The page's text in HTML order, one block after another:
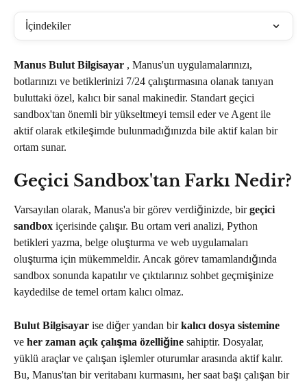
İçindekiler
Manus Bulut Bilgisayar , Manus'un uygulamalarınızı,
botlarınızı ve betiklerinizi 7/24 çalıştırmasına olanak tanıyan
buluttaki özel, kalıcı bir sanal makinedir. Standart geçici
sandbox'tan önemli bir yükseltmeyi temsil eder ve Agent ile
aktif olarak etkileşimde bulunmadığınızda bile aktif kalan bir
ortam sunar.
Geçici Sandbox'tan Farkı Nedir?
Varsayılan olarak, Manus'a bir görev verdiğinizde, bir geçici
sandbox içerisinde çalışır. Bu ortam veri analizi, Python
betikleri yazma, belge oluşturma ve web uygulamaları
oluşturma için mükemmeldir. Ancak görev tamamlandığında
sandbox sonunda kapatılır ve çıktılarınız sohbet geçmişinize
kaydedilse de temel ortam kalıcı olmaz.
Bulut Bilgisayar ise diğer yandan bir kalıcı dosya sistemine
ve her zaman açık çalışma özelliğine sahiptir. Dosyalar,
yüklü araçlar ve çalışan işlemler oturumlar arasında aktif kalır.
Bu, Manus'tan bir veritabanı kurmasını, her saat başı çalışan bir